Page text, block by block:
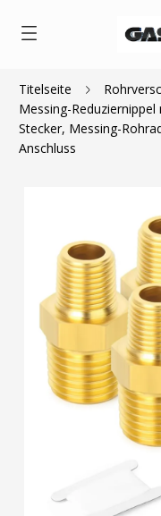
Titelseite
Messing-
Stecker, Messing-
Anschluss
$4.90